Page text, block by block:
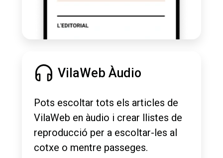
VilaWeb Àudio
Pots escoltar tots els articles de
VilaWeb en àudio i crear llistes de
reproducció per a escoltar-les al
cotxe o mentre passeges.